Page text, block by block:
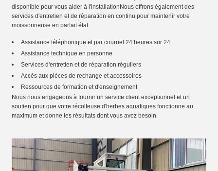
disponible pour vous aider à l'installationNous offrons également des
services d'entretien et de réparation en continu pour maintenir votre
moissonneuse en parfait état.
Assistance téléphonique et par courriel 24 heures sur 24
Assistance technique en personne
Services d'entretien et de réparation réguliers
Accès aux pièces de rechange et accessoires
Ressources de formation et d'enseignement
Nous nous engageons à fournir un service client exceptionnel et un
soutien pour que votre récolteuse d'herbes aquatiques fonctionne au
maximum et donne les résultats dont vous avez besoin.